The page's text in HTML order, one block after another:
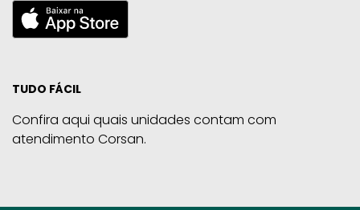
TUDO FÁCIL
Confira aqui quais unidades contam com
atendimento Corsan.